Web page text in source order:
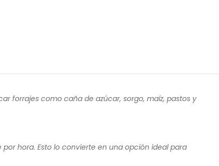
forrajes como caña de azúcar, sorgo, maíz, pastos y
hora. Esto lo convierte en una opción ideal para